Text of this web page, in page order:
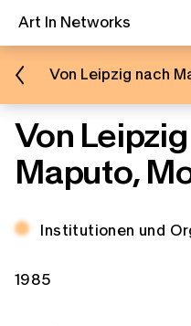
Art In Networks
Von Leipzig nach
Von
Maputo,
Thema:
Institutionen und
Zeitspannen:
1985